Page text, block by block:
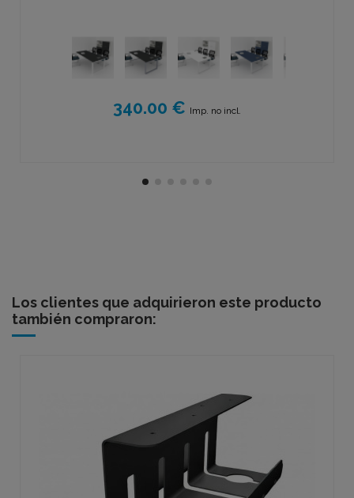
340.00 € Imp. no incl.
Los clientes que adquirieron este producto
también compraron: